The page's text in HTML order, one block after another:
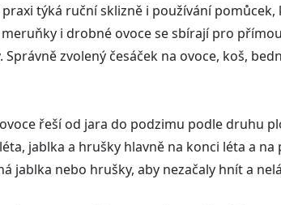
praxi týká ruční sklizně i používání
i drobné ovoce se sbírají pro
Správně zvolený česáček na ovoce, koš,
řeší od jara do podzimu podle druhu
jablka a hrušky hlavně na konci léta a
jablka nebo hrušky, aby nezačaly hnít a